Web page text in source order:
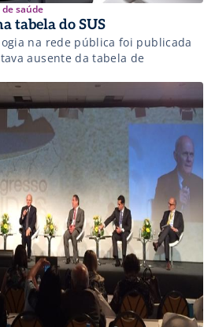
saúde
tabela do SUS
na rede pública foi publicada
ausente da tabela de